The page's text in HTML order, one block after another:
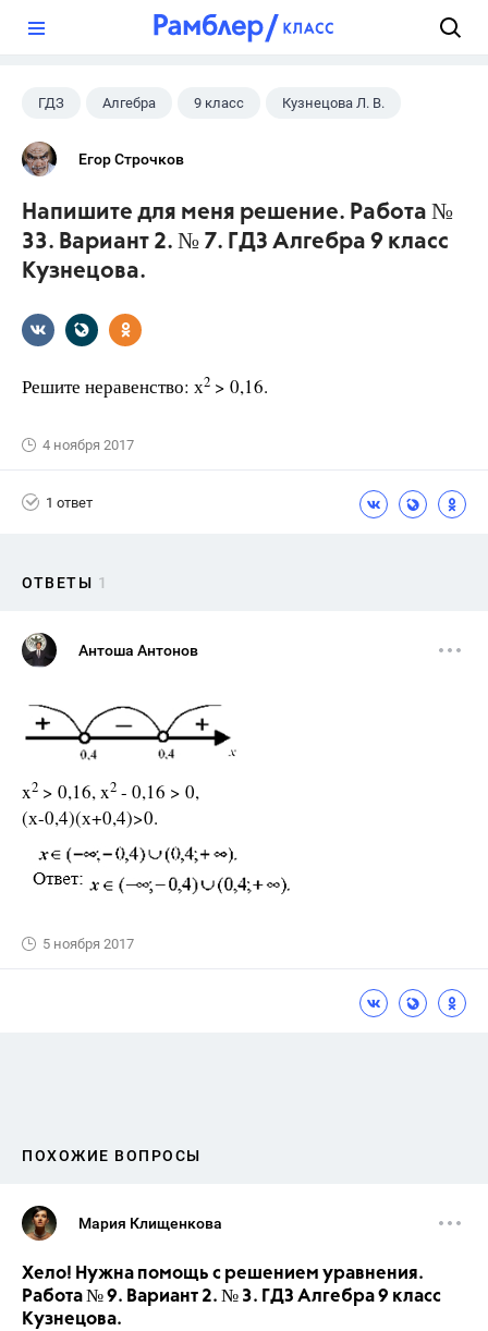
ГДЗ Алгебра 9 класс Кузнецова Л. В.
Егор Строчков
Напишите для меня решение. Работа №
33. Вариант 2. № 7. ГДЗ Алгебра 9 класс
Кузнецова.
Решите неравенство: х2 > 0,16.
4 ноября 2017
1 ответ
ОТВЕТЫ 1
Антоша Антонов
x2 > 0,16, x2 - 0,16 > 0,
(х-0,4)(х+0,4)>0.
5 ноября 2017
ПОХОЖИЕ ВОПРОСЫ
Мария Клищенкова
Хело! Нужна помощь с решением уравнения.
Работа № 9. Вариант 2. № 3. ГДЗ Алгебра 9 класс
Кузнецова.